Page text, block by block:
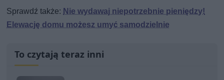
Sprawdź także: Nie wydawaj niepotrzebnie pieniędzy!
Elewację domu możesz umyć samodzielnie
To czytają teraz inni